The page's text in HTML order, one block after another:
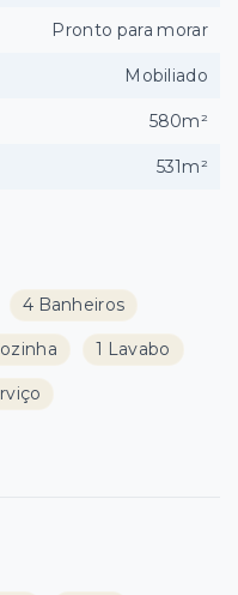
4 Banheiros
1 Lavabo
Pronto para morar
Mobiliado
580m²
531m²